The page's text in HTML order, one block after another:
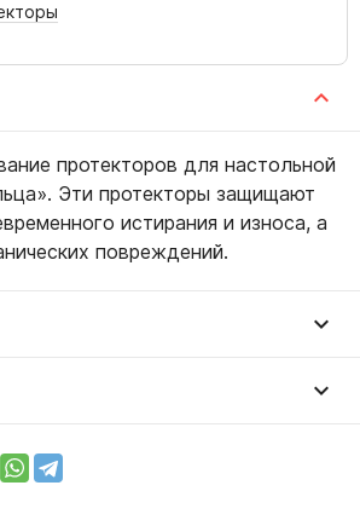
протекторов для настольной
Эти протекторы защищают
истирания и износа, а
повреждений.